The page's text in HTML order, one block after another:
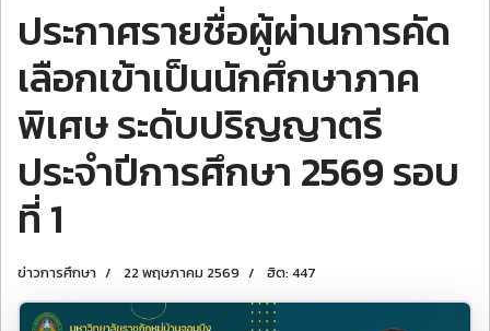
ประกาศรายชื่อผู้ผ่านการคัด
เลือกเข้าเป็นนักศึกษาภาค
พิเศษ ระดับปริญญาตรี
ประจำปีการศึกษา 2569 รอบ
ที่ 1
ข่าวการศึกษา 22 พฤษภาคม 2569 ฮิต: 447